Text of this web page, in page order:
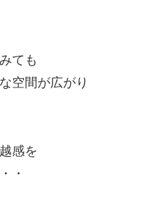
ても
空間が広がり
感を
・